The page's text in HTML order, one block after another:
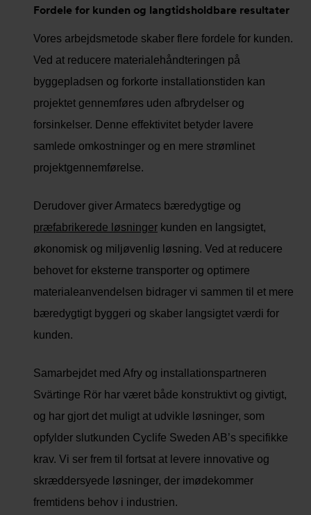
Fordele for kunden og langtidsholdbare resultater
Vores arbejdsmetode skaber flere fordele for kunden.
Ved at reducere materialehåndteringen på
byggepladsen og forkorte installationstiden kan
projektet gennemføres uden afbrydelser og
forsinkelser. Denne effektivitet betyder lavere
samlede omkostninger og en mere strømlinet
projektgennemførelse.
Derudover giver Armatecs bæredygtige og
præfabrikerede løsninger kunden en langsigtet,
økonomisk og miljøvenlig løsning. Ved at reducere
behovet for eksterne transporter og optimere
materialeanvendelsen bidrager vi sammen til et mere
bæredygtigt byggeri og skaber langsigtet værdi for
kunden.
Samarbejdet med Afry og installationspartneren
Svärtinge Rör har været både konstruktivt og givtigt,
og har gjort det muligt at udvikle løsninger, som
opfylder slutkunden Cyclife Sweden AB’s specifikke
krav. Vi ser frem til fortsat at levere innovative og
skræddersyede løsninger, der imødekommer
fremtidens behov i industrien.